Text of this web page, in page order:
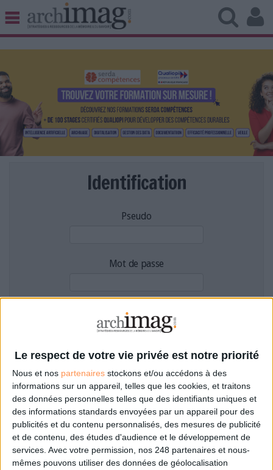
Le respect de votre vie privée est notre priorité
Nous et nos partenaires stockons et/ou accédons à des
informations sur un appareil, telles que les cookies, et traitons
des données personnelles telles que des identifiants uniques et
des informations standards envoyées par un appareil pour des
publicités et du contenu personnalisés, des mesures de publicité
et de contenu, des études d'audience et le développement de
services. Avec votre permission, nos 248 partenaires et nous-
mêmes pouvons utiliser des données de géolocalisation
BIBLIOTHÈQUE ÉDITION
UNIVERS DATA
TRAVAIL COLLABORATIF
VIE NUMÉRIQUE
NUMÉRIQUE RESPONSABLE
LES LIVRES BLANCS
LES SUPPLÉMENTS
NOS OFFRES D'ABONNEMENTS
Identification
Pseudo
Mot de passe
Filtre anti-spam
Mot de passe oublié ?
Pas encore de compte?